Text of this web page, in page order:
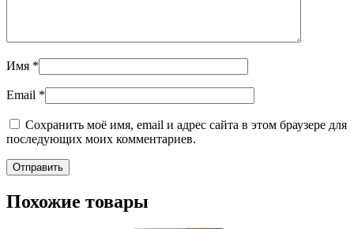
Имя *
Email *
Сохранить моё имя, email и адрес сайта в этом браузере для
последующих моих комментариев.
Похожие товары